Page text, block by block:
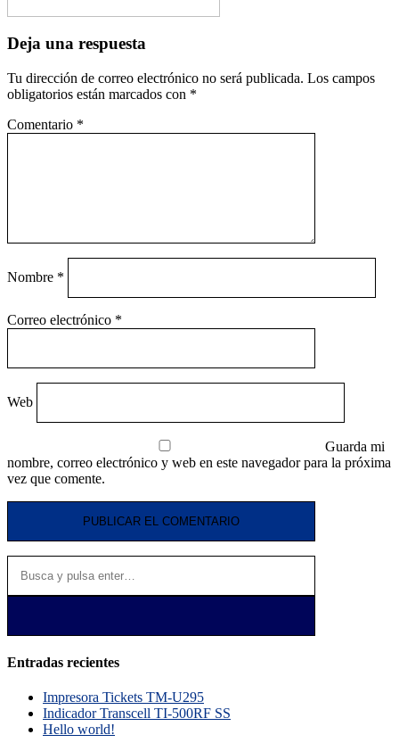
Deja una respuesta
Tu dirección de correo electrónico no será publicada. Los campos
obligatorios están marcados con *
Comentario *
Nombre *
Correo electrónico *
Web
Guarda mi
nombre, correo electrónico y web en este navegador para la próxima
vez que comente.
Entradas recientes
Impresora Tickets TM-U295
Indicador Transcell TI-500RF SS
Hello world!